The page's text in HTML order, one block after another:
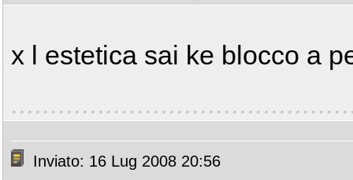
x l estetica sai ke blocco a
Inviato: 16 Lug 2008 20:56